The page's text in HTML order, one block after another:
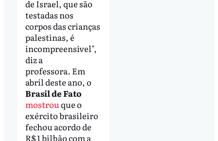
de Israel, que são
testadas nos
corpos das crianças
palestinas, é
incompreensível",
diz a
professora. Em
abril deste ano, o
Brasil de Fato
mostrouque o
exército brasileiro
fechou acordo de
R$ 1 bilhão com a